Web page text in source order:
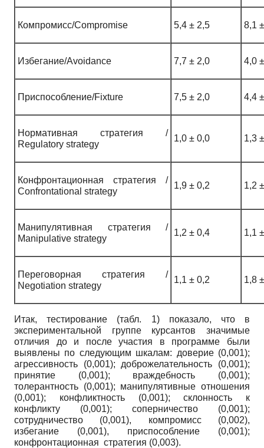
Компромисс/Compromise 5,4 ± 2,5 8,1
Избегание/Avoidance 7,7 ± 2,0 4,0
Приспособление/Fixture 7,5 ± 2,0 4,4
Нормативная стратегия /
Regulatory strategy
1,0 ± 0,0 1,3
Конфронтационная стратегия /
Confrontational strategy
1,9 ± 0,2 1,2
Манипулятивная стратегия /
Manipulative strategy
1,2 ± 0,4 1,1
Переговорная стратегия /
Negotiation strategy
1,1 ± 0,2 1,8
Итак, тестирование (табл. 1) показало, что в
экспериментальной группе курсантов значимые
отличия до и после участия в программе были
выявлены по следующим шкалам: доверие (0,001);
агрессивность (0,001); доброжелательность (0,001);
принятие (0,001); враждебность (0,001);
толерантность (0,001); манипулятивные отношения
(0,001); конфликтность (0,001); склонность к
конфликту (0,001); соперничество (0,001);
сотрудничество (0,001), компромисс (0,002),
избегание (0,001), приспособление (0,001);
конфронтационная стратегия (0,003).